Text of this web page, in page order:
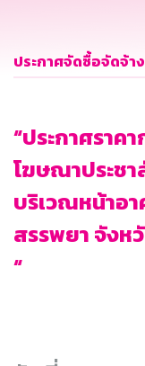
ประกาศจัดซื้อจัดจ้า
“ประกาศราค
โฆษณาประช
บริเวณหน้าอา
สรรพยา จังห
“